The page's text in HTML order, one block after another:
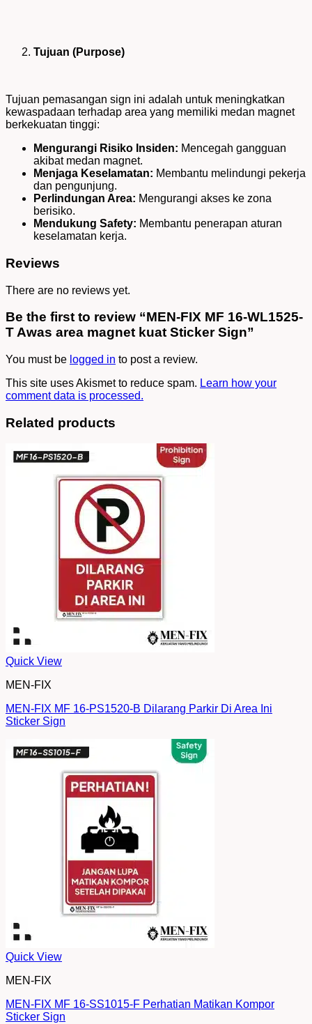
Tujuan (Purpose)
Tujuan pemasangan sign ini adalah untuk meningkatkan
kewaspadaan terhadap area yang memiliki medan magnet
berkekuatan tinggi:
Mengurangi Risiko Insiden: Mencegah gangguan
akibat medan magnet.
Menjaga Keselamatan: Membantu melindungi pekerja
dan pengunjung.
Perlindungan Area: Mengurangi akses ke zona
berisiko.
Mendukung Safety: Membantu penerapan aturan
keselamatan kerja.
Reviews
There are no reviews yet.
Be the first to review “MEN-FIX MF 16-WL1525-
T Awas area magnet kuat Sticker Sign”
You must be logged in to post a review.
This site uses Akismet to reduce spam. Learn how your
comment data is processed.
Related products
Quick View
MEN-FIX
MEN-FIX MF 16-PS1520-B Dilarang Parkir Di Area Ini
Sticker Sign
Quick View
MEN-FIX
MEN-FIX MF 16-SS1015-F Perhatian Matikan Kompor
Sticker Sign